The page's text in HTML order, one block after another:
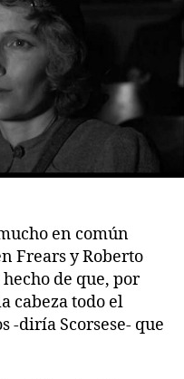
en común
Frears y Roberto
de que, por
cabeza todo el
-diría Scorsese- que